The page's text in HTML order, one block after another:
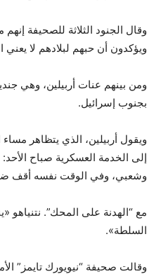
وقال الجنود الثلاثة للصحيفة
ويؤكدون أن حبهم لبلادهم لا
ومن بينهم عنات أربيلين، وهي
بجنوب إسرائيل.
ويقول أربيلين، الذي يتظاهر
إلى الخدمة العسكرية صباح
وشعبي، وفي الوقت نفسه أقف
مع “الهدنة على المحك”. نتنياهو
السلطة».
وقالت صحيفة “نيويورك تايمز”